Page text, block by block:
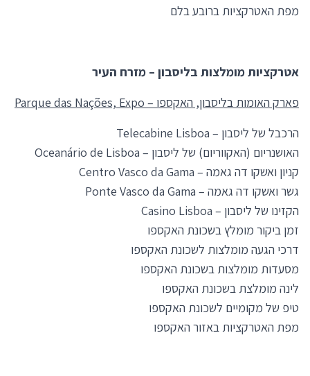
מפת האטרקציות ברובע בלם
אטרקציות מומלצות בליסבון – מזרח העיר
פארק האומות בליסבון, האקספו – Parque das Nações, Expo
הרכבל של ליסבון – Telecabine Lisboa
האושנריום (האקווריום) של ליסבון – Oceanário de Lisboa
קניון ואשקו דה גאמה – Centro Vasco da Gama
גשר ואשקו דה גאמה – Ponte Vasco da Gama
הקזינו של ליסבון – Casino Lisboa
זמן ביקור מומלץ בשכונת האקספו
דרכי הגעה מומלצות לשכונת האקספו
מסעדות מומלצות בשכונת האקספו
לינה מומלצת בשכונת האקספו
טיפ של מקומיים לשכונת האקספו
מפת האטרקציות באזור האקספו